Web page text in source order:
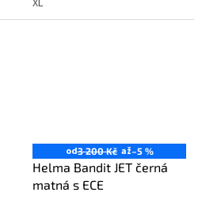
XL
od3 200 Kč až–5 %
Helma Bandit JET černá
matná s ECE